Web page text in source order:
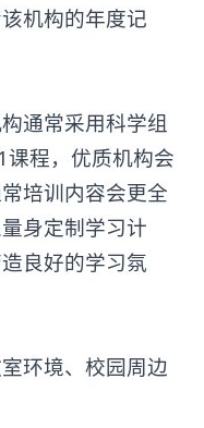
机构的年度记
通常采用科学组
课程，优质机构会
培训内容会更全
身定制学习计
良好的学习氛
环境、校园周边